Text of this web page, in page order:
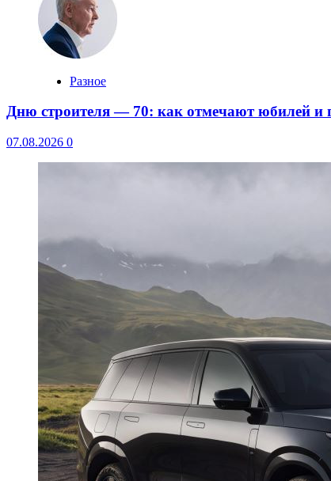
Разное
Дню строителя — 70: как отмечают юбилей
07.08.2026 0